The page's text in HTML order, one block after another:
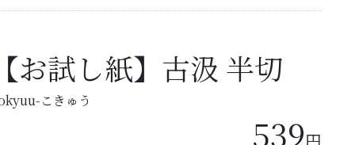
お試し紙】古汲 半切
こきゅう
539円